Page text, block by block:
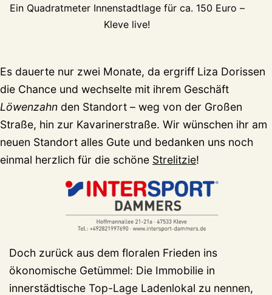
Ein Quadratmeter Innenstadtlage für ca. 150 Euro –
Kleve live!
Es dauerte nur zwei Monate, da ergriff Liza Dorissen
die Chance und wechselte mit ihrem Geschäft
Löwenzahn den Standort – weg von der Großen
Straße, hin zur Kavarinerstraße. Wir wünschen ihr am
neuen Standort alles Gute und bedanken uns noch
einmal herzlich für die schöne Strelitzie!
Doch zurück aus dem floralen Frieden ins
ökonomische Getümmel: Die Immobilie in
innerstädtische Top-Lage Ladenlokal zu nennen,